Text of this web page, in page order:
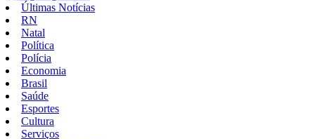
Últimas Notícias
RN
Natal
Política
Polícia
Economia
Brasil
Saúde
Esportes
Cultura
Serviços